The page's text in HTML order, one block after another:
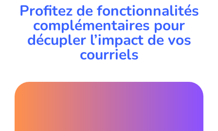
Profitez de fonctionnalités
complémentaires pour
décupler l’impact de vos
courriels